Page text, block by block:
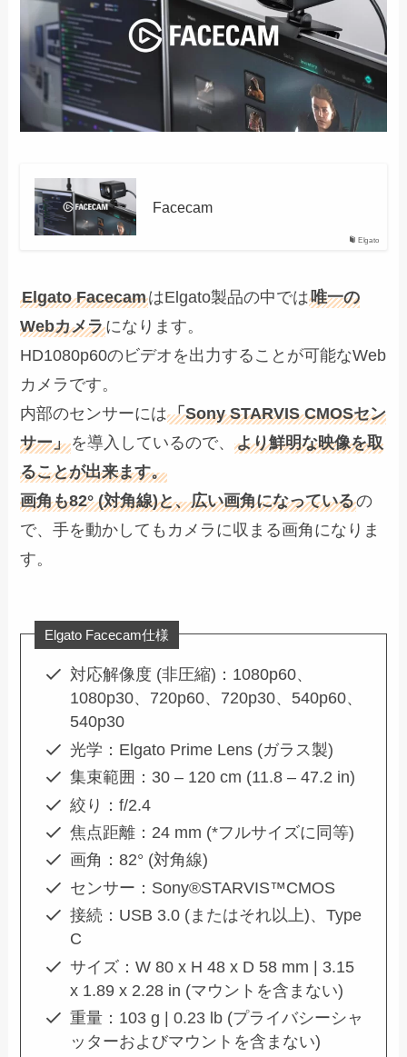
Elgato
Facecam
Elgato FacecamはElgato製品の中では唯一の
Webカメラになります。
HD1080p60のビデオを出力することが可能なWeb
カメラです。
内部のセンサーには「Sony STARVIS CMOSセン
サー」を導入しているので、より鮮明な映像を取
ることが出来ます。
画角も82° (対角線)と、広い画角になっているの
で、手を動かしてもカメラに収まる画角になりま
す。
Elgato Facecam仕様
対応解像度 (非圧縮)：1080p60、
1080p30、720p60、720p30、540p60、
540p30
光学：Elgato Prime Lens (ガラス製)
集束範囲：30 – 120 cm (11.8 – 47.2 in)
絞り：f/2.4
焦点距離：24 mm (*フルサイズに同等)
画角：82° (対角線)
センサー：Sony®STARVIS™CMOS
接続：USB 3.0 (またはそれ以上)、Type
C
サイズ：W 80 x H 48 x D 58 mm | 3.15
x 1.89 x 2.28 in (マウントを含まない)
重量：103 g | 0.23 lb (プライバシーシャ
ッターおよびマウントを含まない)